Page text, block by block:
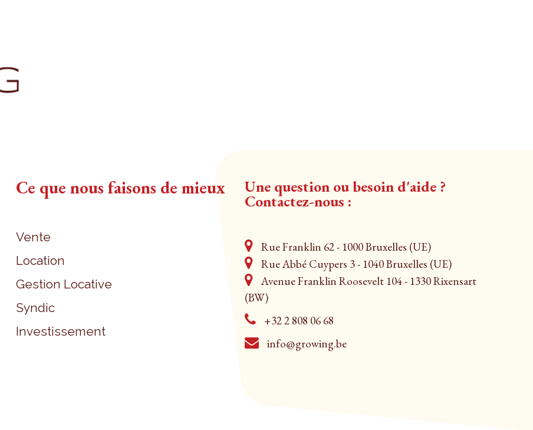
Ce que nous faisons de mieux
Vente
Location
Gestion Locative
Syndic
Investissement
Une question ou besoin d'aide ?
Contactez-nous :
Rue Franklin 62 - 1000 Bruxelles (UE)
Rue Abbé Cuypers 3 - 1040 Bruxelles (UE)
Avenue Franklin Roosevelt 104 - 1330 Rixensart
(BW)
+32 2 808 06 68
info@growing.be